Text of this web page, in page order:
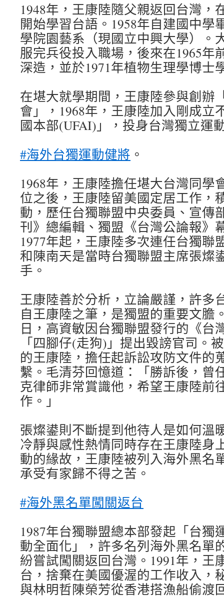
1948年，王康陸隨父親返回台灣，
開始學習台語。1958年自建國中學
學院園藝系（現國立中興大學）。
服完兵役投入職場，後來在1965年
深造，並於1971年植物生理學博士
在堪大就學期間，王康陸參與創辦
會」，1968年，王康陸加入剛成立
國本部(UFAI)」，投身台灣獨立運
#海外台獨運動健將 。
1968年，王康陸擔任堪大台灣同學
位之後，王康陸留美國定居工作，
動，歷任台獨聯盟中央委員、宣傳
刊》總編輯、獨盟《台灣公論報》
1977年起，王康陸多次連任台獨聯
和陳南天是當時台獨聯盟主席張燦
手。
王康陸善於分析，立論嚴謹，許多
自王康陸之筆，是獨盟的重要文膽
日，高資敏因台獨聯盟發行的《台
「四腳仔(走狗)」提出毀謗官司。
的王康陸，擔任起訴訟攻防文件的
繫。毛清芬回憶道：「勝訴後，曾
克律師非常賞識他，希望王康陸前
作。」
張燦鍙則不斷提到他待人是如何溫
冷靜與感性熱情同時存在王康陸身
動的緣故，王康陸被列入海外黑名
承受有家歸不得之苦。
#海外黑名單闖關返台
1987年台獨聯盟總本部發起「台獨
動全面化」，許多名列海外黑名單
紛嘗試闖關返回台灣。1991年，王
台，捨棄在美國優渥的工作收入，
與林明哲陳榮芳從香港搭漁船偷渡